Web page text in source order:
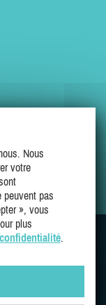
Nous
votre
peuvent pas
», vous
plus
.